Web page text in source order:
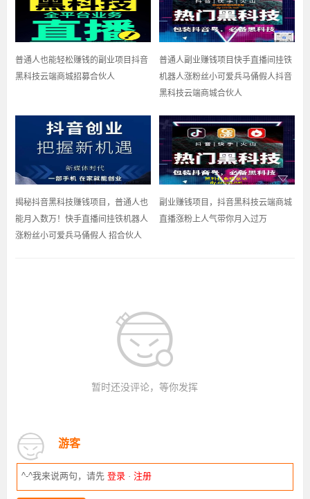
普通人也能轻松赚钱的副业项目抖音
黑科技云端商城招募合伙人
普通人副业赚钱项目快手直播间挂铁
机器人涨粉丝小可爱兵马俑假人抖音
黑科技云端商城合伙人
揭秘抖音黑科技赚钱项目，普通人也
能月入数万！快手直播间挂铁机器人
涨粉丝小可爱兵马俑假人 招合伙人
副业赚钱项目，抖音黑科技云端商城
直播涨粉上人气带你月入过万
暂时还没评论，等你发挥
游客
^-^我来说两句，请先登录 · 注册